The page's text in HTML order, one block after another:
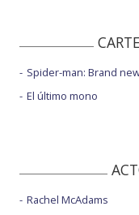
Spider-man: Brand
El último mono
Rachel McAdams